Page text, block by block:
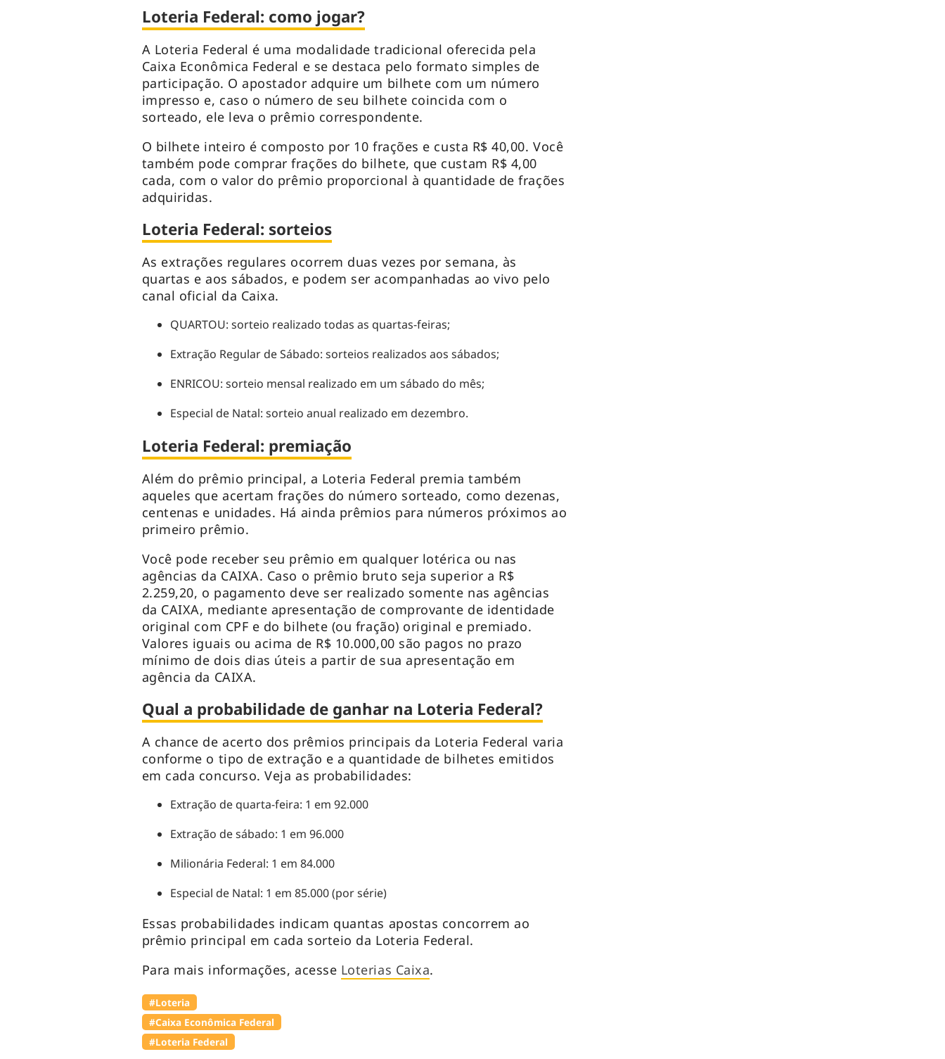
Loteria Federal: como jogar?
A Loteria Federal é uma modalidade tradicional oferecida pela
Caixa Econômica Federal e se destaca pelo formato simples de
participação. O apostador adquire um bilhete com um número
impresso e, caso o número de seu bilhete coincida com o
sorteado, ele leva o prêmio correspondente.
O bilhete inteiro é composto por 10 frações e custa R$ 40,00. Você
também pode comprar frações do bilhete, que custam R$ 4,00
cada, com o valor do prêmio proporcional à quantidade de frações
adquiridas.
Loteria Federal: sorteios
As extrações regulares ocorrem duas vezes por semana, às
quartas e aos sábados, e podem ser acompanhadas ao vivo pelo
canal oficial da Caixa.
QUARTOU: sorteio realizado todas as quartas-feiras;
Extração Regular de Sábado: sorteios realizados aos sábados;
ENRICOU: sorteio mensal realizado em um sábado do mês;
Especial de Natal: sorteio anual realizado em dezembro.
Loteria Federal: premiação
Além do prêmio principal, a Loteria Federal premia também
aqueles que acertam frações do número sorteado, como dezenas,
centenas e unidades. Há ainda prêmios para números próximos ao
primeiro prêmio.
Você pode receber seu prêmio em qualquer lotérica ou nas
agências da CAIXA. Caso o prêmio bruto seja superior a R$
2.259,20, o pagamento deve ser realizado somente nas agências
da CAIXA, mediante apresentação de comprovante de identidade
original com CPF e do bilhete (ou fração) original e premiado.
Valores iguais ou acima de R$ 10.000,00 são pagos no prazo
mínimo de dois dias úteis a partir de sua apresentação em
agência da CAIXA.
Qual a probabilidade de ganhar na Loteria Federal?
A chance de acerto dos prêmios principais da Loteria Federal varia
conforme o tipo de extração e a quantidade de bilhetes emitidos
em cada concurso. Veja as probabilidades:
Extração de quarta-feira: 1 em 92.000
Extração de sábado: 1 em 96.000
Milionária Federal: 1 em 84.000
Especial de Natal: 1 em 85.000 (por série)
Essas probabilidades indicam quantas apostas concorrem ao
prêmio principal em cada sorteio da Loteria Federal.
Para mais informações, acesse Loterias Caixa.
#Loteria
#Caixa Econômica Federal
#Loteria Federal